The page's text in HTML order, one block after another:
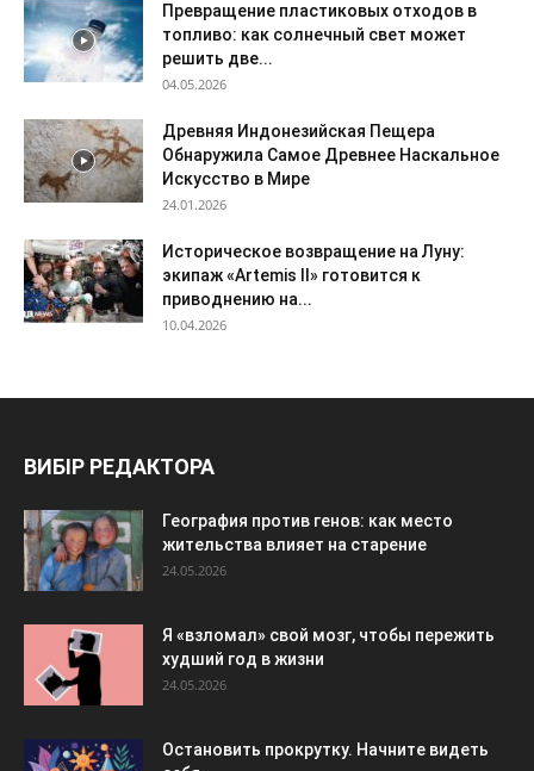
Превращение пластиковых отходов в
топливо: как солнечный свет может
решить две...
04.05.2026
Древняя Индонезийская Пещера
Обнаружила Самое Древнее Наскальное
Искусство в Мире
24.01.2026
Историческое возвращение на Луну:
экипаж «Artemis II» готовится к
приводнению на...
10.04.2026
ВИБІР РЕДАКТОРА
География против генов: как место
жительства влияет на старение
24.05.2026
Я «взломал» свой мозг, чтобы пережить
худший год в жизни
24.05.2026
Остановить прокрутку. Начните видеть